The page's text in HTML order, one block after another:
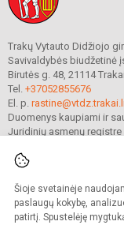
Šioje svetainėje
paslaugų kokybę,
patirtį. Spustelėję
Trakų Vytauto Didžiojo
Savivaldybės biudžetinė
Birutės g. 48, 21114 Trakai
Tel. +37052855676
El. p.
Duomenys kaupiami ir
Juridinių asmenų registre
© 2021. Trakų
Kopijuoti turinį be